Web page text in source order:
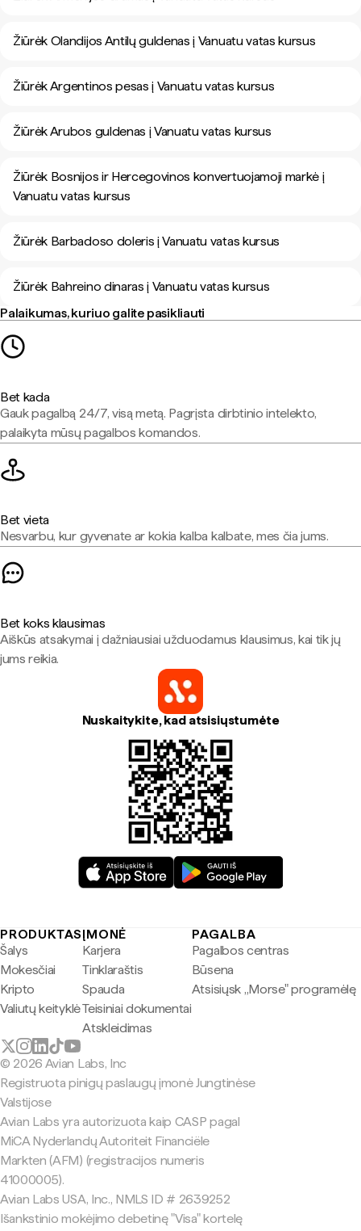
Žiūrėk Olandijos Antilų guldenas į Vanuatu vatas kursus
Žiūrėk Argentinos pesas į Vanuatu vatas kursus
Žiūrėk Arubos guldenas į Vanuatu vatas kursus
Žiūrėk Bosnijos ir Hercegovinos konvertuojamoji markė į
Vanuatu vatas kursus
Žiūrėk Barbadoso doleris į Vanuatu vatas kursus
Žiūrėk Bahreino dinaras į Vanuatu vatas kursus
Palaikumas, kuriuo galite pasikliauti
Bet kada
Gauk pagalbą 24/7, visą metą. Pagrįsta dirbtinio intelekto,
palaikyta mūsų pagalbos komandos.
Bet vieta
Nesvarbu, kur gyvenate ar kokia kalba kalbate, mes čia jums.
Bet koks klausimas
Aiškūs atsakymai į dažniausiai užduodamus klausimus, kai tik jų
jums reikia.
Nuskaitykite, kad atsisiųstumėte
PRODUKTAS
Šalys
Mokesčiai
Kripto
Valiutų keityklė
ĮMONĖ
Karjera
Tinklaraštis
Spauda
Teisiniai dokumentai
Atskleidimas
PAGALBA
Pagalbos centras
Būsena
Atsisiųsk „Morse" programėlę
© 2026 Avian Labs, Inc
Registruota pinigų paslaugų įmonė Jungtinėse
Valstijose
Avian Labs yra autorizuota kaip CASP pagal
MiCA Nyderlandų Autoriteit Financiële
Markten (AFM) (registracijos numeris
41000005).
Avian Labs USA, Inc., NMLS ID # 2639252
Išankstinio mokėjimo debetinę "Visa" kortelę